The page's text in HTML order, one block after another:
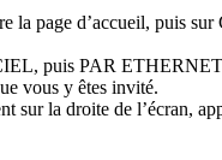
la page d’accueil, puis
puis PAR
vous y êtes invité.
sur la droite de l’écran,